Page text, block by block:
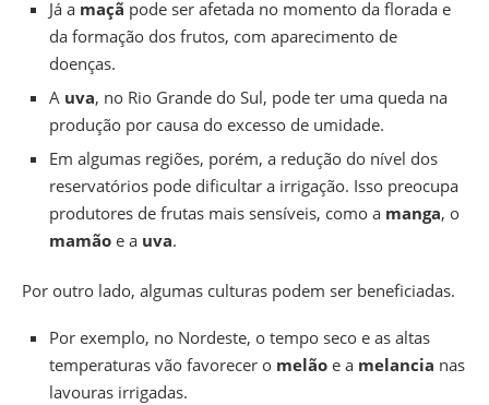
Já a maçã pode ser afetada no momento da florada e
da formação dos frutos, com aparecimento de
doenças.
A uva, no Rio Grande do Sul, pode ter uma queda na
produção por causa do excesso de umidade.
Em algumas regiões, porém, a redução do nível dos
reservatórios pode dificultar a irrigação. Isso preocupa
produtores de frutas mais sensíveis, como a manga, o
mamão e a uva.
Por outro lado, algumas culturas podem ser beneficiadas.
Por exemplo, no Nordeste, o tempo seco e as altas
temperaturas vão favorecer o melão e a melancia nas
lavouras irrigadas.